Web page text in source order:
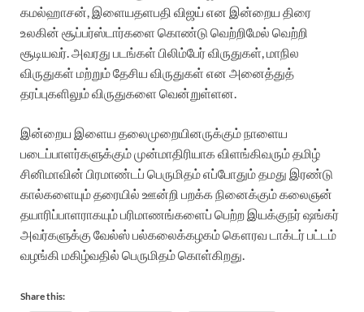
கமல்ஹாசன், இளையதளபதி விஜய் என இன்றைய திரை
உலகின் சூப்பர்ஸ்டார்களை கொண்டு வெற்றிமேல் வெற்றி
சூடியவர். அவரது படங்கள் பிலிம்பேர் விருதுகள், மாநில
விருதுகள் மற்றும் தேசிய விருதுகள் என அனைத்துத்
தரப்புகளிலும் விருதுகளை வென்றுள்ளன.
இன்றைய இளைய தலைமுறையினருக்கும் நாளைய
படைப்பாளர்களுக்கும் முன்மாதிரியாக விளங்கிவரும் தமிழ்
சினிமாவின் பிரமாண்டப் பெருமிதம் எப்போதும் தமது இரண்டு
கால்களையும் தரையில் ஊன்றி பறக்க நினைக்கும் கலைஞன்
தயாரிப்பாளராகயும் பரிமாணங்களைப் பெற்ற இயக்குநர் ஷங்கர்
அவர்களுக்கு வேல்ஸ் பல்கலைக்கழகம் கௌரவ டாக்டர் பட்டம்
வழங்கி மகிழ்வதில் பெருமிதம் கொள்கிறது.
Share this: